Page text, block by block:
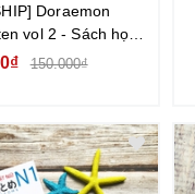
Doraemon
vol 2 - Sách học
truyện tranh
150.000₫